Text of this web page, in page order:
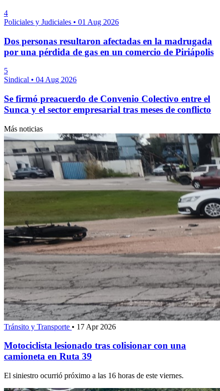
4
Policiales y Judiciales • 01 Aug 2026
Dos personas resultaron afectadas en la madrugada
por una pérdida de gas en un comercio de Piriápolis
5
Sindical • 04 Aug 2026
Se firmó preacuerdo de Convenio Colectivo entre el
Sunca y el sector empresarial tras meses de conflicto
Más noticias
Tránsito y Transporte • 17 Apr 2026
Motociclista lesionado tras colisionar con una
camioneta en Ruta 39
El siniestro ocurrió próximo a las 16 horas de este viernes.